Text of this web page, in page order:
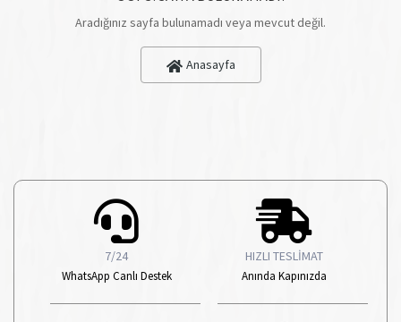
Aradığınız sayfa bulunamadı veya mevcut değil.
Anasayfa
7/24
WhatsApp Canlı Destek
HIZLI TESLİMAT
Anında Kapınızda